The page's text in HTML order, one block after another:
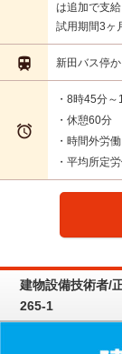
は追加で支給
試用期間3ヶ
 新田バス停

・8時45分
・休憩60分
・時間外労
・平均所定
建物設備技術者/
265-1